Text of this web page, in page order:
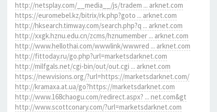
http://netsplay.com/__media__/js/tradem ... arknet.com
https://euromebel.kz/bitrix/rk.php?goto ... arknet.com
http://hksearch.timway.com/search.php?q ... arknet.com
http://xxgk.hznu.edu.cn/zcms/hznumember ... arknet.com
http://www.hellothai.com/wwwlink/wwwred ... arknet.com
http://fittoday.ru/go.php?url=marketsdarknet.com
http://milfgals.net/cgi-bin/out/out.cgi ... arknet.com
https://newvisions.org/?url=https://marketsdarknet.com/
http://kramaxa.at.ua/go?https://marketsdarknet.com
http://www.168chaogu.com/redirect.aspx? ... net.com&gt
http://www.scottconary.com/?url=marketsdarknet.com